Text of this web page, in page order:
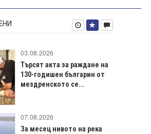
03.08.2026
Търсят акта за раждане на
130-годишен българин от
мездренското се...
07.08.2026
За месец нивото на река